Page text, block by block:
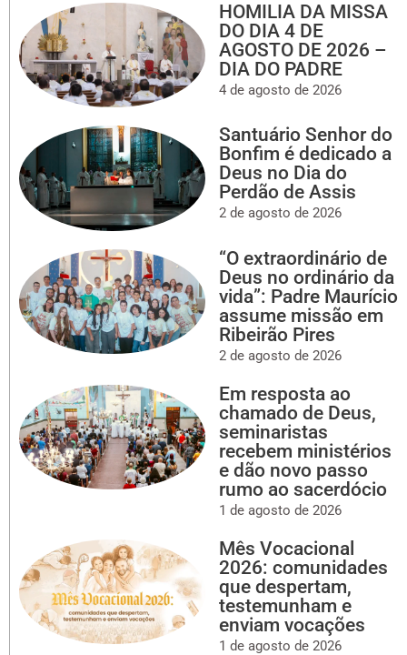
HOMILIA DA MISSA
DO DIA 4 DE
AGOSTO DE 2026 –
DIA DO PADRE
4 de agosto de 2026
Santuário Senhor do
Bonfim é dedicado a
Deus no Dia do
Perdão de Assis
2 de agosto de 2026
“O extraordinário de
Deus no ordinário da
vida”: Padre Maurício
assume missão em
Ribeirão Pires
2 de agosto de 2026
Em resposta ao
chamado de Deus,
seminaristas
recebem ministérios
e dão novo passo
rumo ao sacerdócio
1 de agosto de 2026
Mês Vocacional
2026: comunidades
que despertam,
testemunham e
enviam vocações
1 de agosto de 2026